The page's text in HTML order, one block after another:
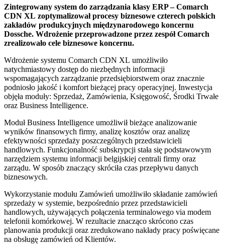
Zintegrowany system do zarządzania klasy ERP – Comarch
CDN XL zoptymalizował procesy biznesowe czterech polskich
zakładów produkcyjnych międzynarodowego koncernu
Dossche. Wdrożenie przeprowadzone przez zespół Comarch
zrealizowało cele biznesowe koncernu.
Wdrożenie systemu Comarch CDN XL umożliwiło
natychmiastowy dostęp do niezbędnych informacji
wspomagających zarządzanie przedsiębiorstwem oraz znacznie
podniosło jakość i komfort bieżącej pracy operacyjnej. Inwestycja
objęła moduły: Sprzedaż, Zamówienia, Księgowość, Środki Trwałe
oraz Business Intelligence.
Moduł Business Intelligence umożliwił bieżące analizowanie
wyników finansowych firmy, analizę kosztów oraz analizę
efektywności sprzedaży poszczególnych przedstawicieli
handlowych. Funkcjonalność subskrypcji stała się podstawowym
narzędziem systemu informacji belgijskiej centrali firmy oraz
zarządu. W sposób znaczący skróciła czas przepływu danych
biznesowych.
Wykorzystanie modułu Zamówień umożliwiło składanie zamówień
sprzedaży w systemie, bezpośrednio przez przedstawicieli
handlowych, używających połączenia terminalowego via modem
telefonii komórkowej. W rezultacie znacząco skrócono czas
planowania produkcji oraz zredukowano nakłady pracy poświęcane
na obsługę zamówień od Klientów.